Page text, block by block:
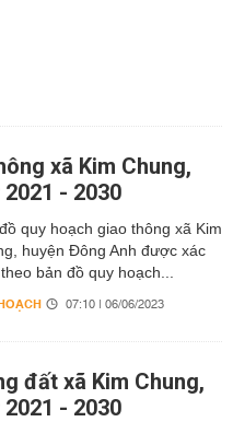
xã Kim Chung,
- 2030
quy hoạch giao thông xã Kim
huyện Đông Anh được xác
bản đồ quy hoạch...
07:10 | 06/06/2023
đất xã Kim Chung,
- 2030